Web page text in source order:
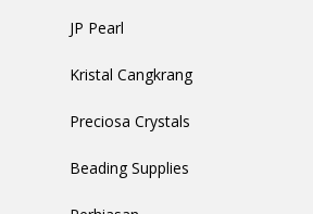
JP Pearl
Kristal Cangkrang
Preciosa Crystals
Beading Supplies